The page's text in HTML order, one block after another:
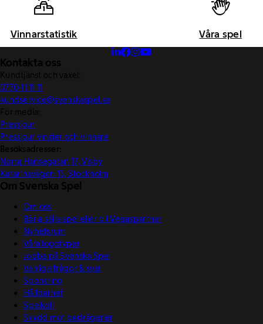
Vinnarstatistik Våra spel
Kontakta oss
Kundtjänst och växel:
0770-11 11 11
kundservice@svenskaspel.se
För media:
Pressjour
Pressjour vinster och vinnare
Besöksadresser:
Norra Hansegatan 17, Visby
Katarinavägen 15, Stockholm
Om Svenska Spel
Om oss
Börja sälja spel eller bli Vegaspartner
Nyhetsrum
Våra logotyper
Jobba på Svenska Spel
Vanliga frågor & svar
Sponsring
Hållbarhet
Spelkoll
Skydd mot bedrägerier